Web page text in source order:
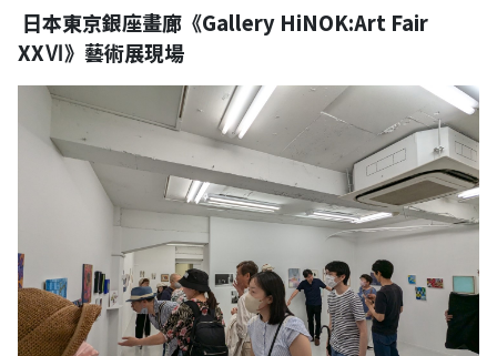
日本東京銀座畫廊《Gallery HiNOK:Art Fair
XXⅥ》藝術展現場